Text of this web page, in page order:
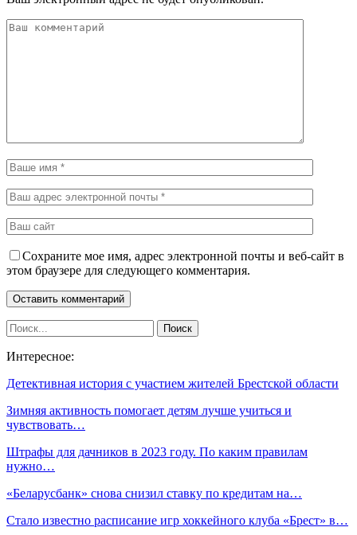
Сохраните мое имя, адрес электронной почты и веб-сайт в
этом браузере для следующего комментария.
Интересное:
Детективная история с участием жителей Брестской области
Зимняя активность помогает детям лучше учиться и
чувствовать…
Штрафы для дачников в 2023 году. По каким правилам
нужно…
«Беларусбанк» снова снизил ставку по кредитам на…
Стало известно расписание игр хоккейного клуба «Брест» в…